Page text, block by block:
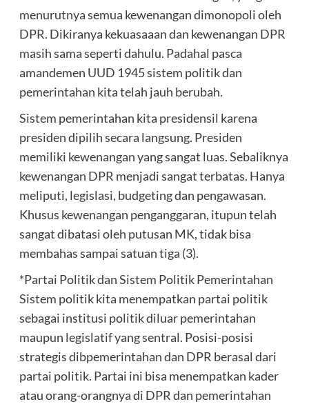
menurutnya semua kewenangan dimonopoli oleh
DPR. Dikiranya kekuasaaan dan kewenangan DPR
masih sama seperti dahulu. Padahal pasca
amandemen UUD 1945 sistem politik dan
pemerintahan kita telah jauh berubah.
Sistem pemerintahan kita presidensil karena
presiden dipilih secara langsung. Presiden
memiliki kewenangan yang sangat luas. Sebaliknya
kewenangan DPR menjadi sangat terbatas. Hanya
meliputi, legislasi, budgeting dan pengawasan.
Khusus kewenangan penganggaran, itupun telah
sangat dibatasi oleh putusan MK, tidak bisa
membahas sampai satuan tiga (3).
*Partai Politik dan Sistem Politik Pemerintahan
Sistem politik kita menempatkan partai politik
sebagai institusi politik diluar pemerintahan
maupun legislatif yang sentral. Posisi-posisi
strategis dibpemerintahan dan DPR berasal dari
partai politik. Partai ini bisa menempatkan kader
atau orang-orangnya di DPR dan pemerintahan